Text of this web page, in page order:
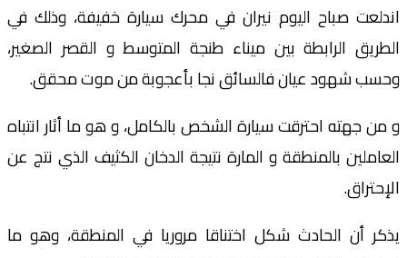
اندلعت صباح اليوم نيران في محرك سيارة خفيفة، وذلك في
الطريق الرابطة بين ميناء طنجة المتوسط و القصر الصغير،
وحسب شهود عيان فالسائق نجا بأعجوبة من موت محقق.
و من جهته احترقت سيارة الشخص بالكامل، و هو ما أثار انتباه
العاملين بالمنطقة و المارة نتيجة الدخان الكثيف الذي نتج عن
الإحتراق.
يذكر أن الحادث شكل اختناقا مروريا في المنطقة، وهو ما